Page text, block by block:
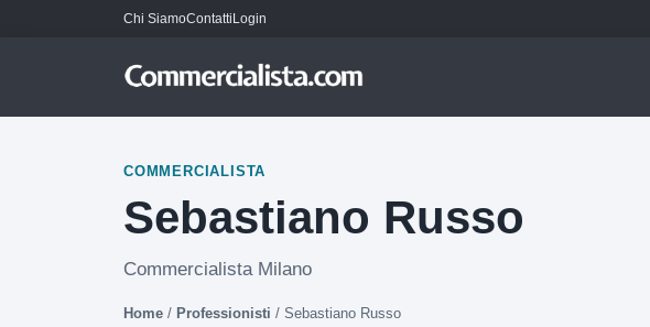
Chi SiamoContattiLogin
COMMERCIALISTA
Sebastiano Russo
Commercialista Milano
Home / Professionisti / Sebastiano Russo